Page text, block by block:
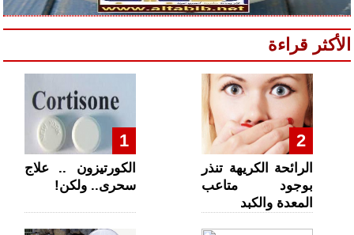
الأكثر قراءة
1
الكورتيزون .. علاج
سحرى.. ولكن!
2
الرائحة الكريهة تنذر
بوجود متاعب
المعدة والكبد